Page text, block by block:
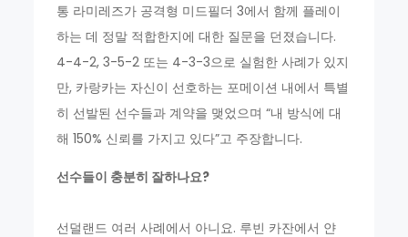
통 라미레즈가 공격형 미드필더 3에서 함께 플레이
하는 데 정말 적합한지에 대한 질문을 던졌습니다.
4-4-2, 3-5-2 또는 4-3-3으로 실험한 사례가 있지
만, 카랑카는 자신이 선호하는 포메이션 내에서 특별
히 선발된 선수들과 계약을 맺었으며 “내 방식에 대
해 150% 신뢰를 가지고 있다”고 주장합니다.
선수들이 충분히 잘하나요?
선덜랜드 여러 사례에서 아니요. 루빈 카잔에서 얀